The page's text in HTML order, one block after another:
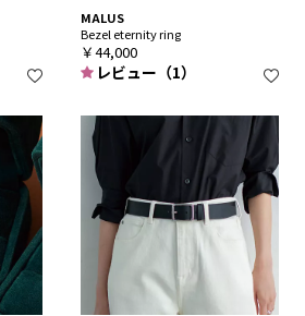
MALUS
Bezel eternity ring
￥44,000
レビュー（1）